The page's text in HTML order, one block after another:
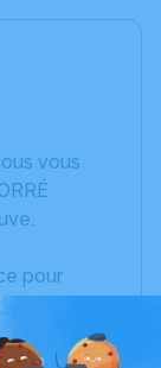
vous
pour
photos
pensées
endroit